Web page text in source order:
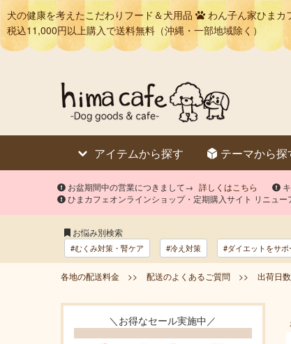
犬の健康を考えたこだわりフード＆犬用品
わん子ん家ひまカ
税込11,000円以上購入で送料無料（沖縄・一部地域除く）
アイテムから探す テーマから探
お盆期間中の営業につきまして→ 詳しくはこちら
ひまカフェオンラインショップ・定期購入サイト リニュ
お悩み別検索
#むくみ対策・腎ケア #冷え対策 #ダイエットをサポ
各地の配送料金 >> 配送のよくあるご質問 >> 出荷日
＼お得なセール実施中／